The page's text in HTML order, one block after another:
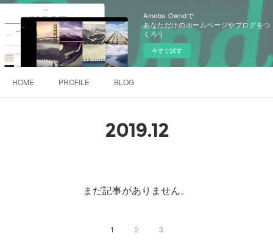
Ameba Owndで
あなただけのホームページやブログをつ
くろう
今すぐ試す
HOME PROFILE BLOG
2019.12
まだ記事がありません。
1 2 3